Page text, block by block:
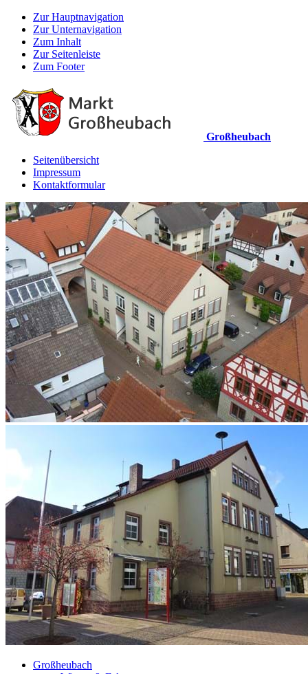
Zur Hauptnavigation
Zur Unternavigation
Zum Inhalt
Zur Seitenleiste
Zum Footer
Großheubach
Seitenübersicht
Impressum
Kontaktformular
Großheubach